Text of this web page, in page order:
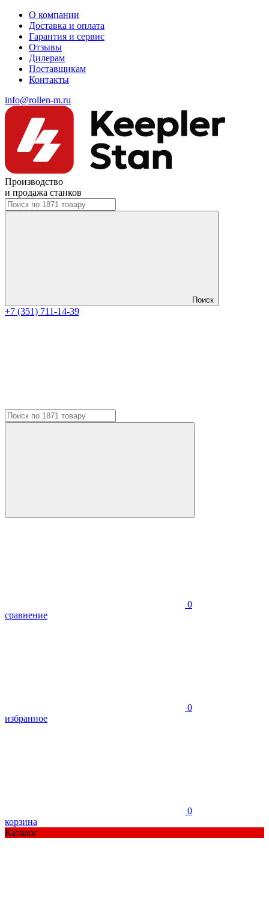
О компании
Доставка и оплата
Гарантия и сервис
Отзывы
Дилерам
Поставщикам
Контакты
info@rollen-m.ru
Производство
и продажа станков
Поиск
+7 (351) 711-14-39
0
сравнение
0
избранное
0
корзина
Каталог